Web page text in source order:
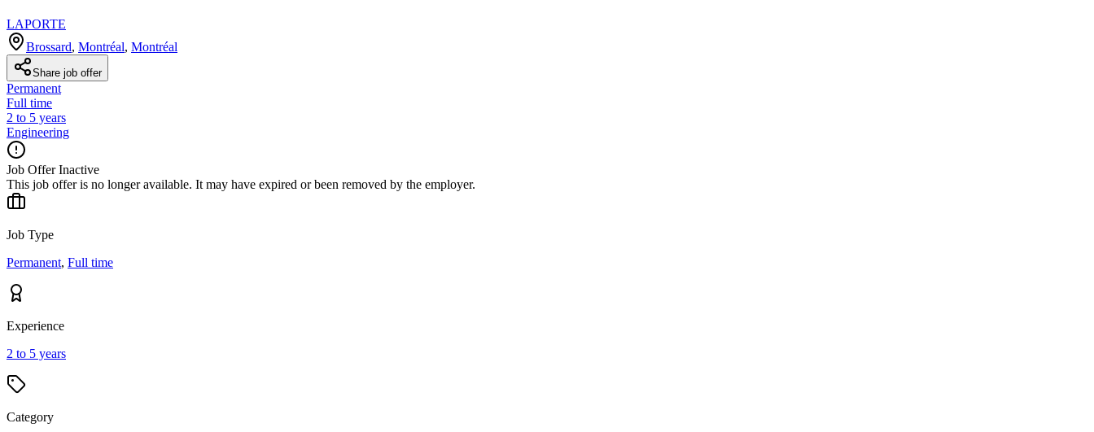
LAPORTE
Brossard, Montréal, Montréal
Share job offer
Permanent
Full time
2 to 5 years
Engineering
Job Offer Inactive
This job offer is no longer available. It may have expired or been removed by the employer.
Job Type
Permanent, Full time
Experience
2 to 5 years
Category